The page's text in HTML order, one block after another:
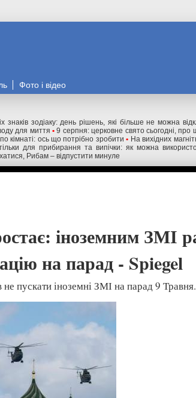
Фото і відео
знаків зодіаку: день рішень, які більше не можна
для миття • 9 серпня: церковне свято сьогодні,
кімнаті: ось що потрібно зробити • На вихідних
для прибирання та випічки: як можна
Рибам – відпустити минуле
іноземним ЗМІ
на парад - Spiegel
пускати іноземні ЗМІ на парад 9 Травня.